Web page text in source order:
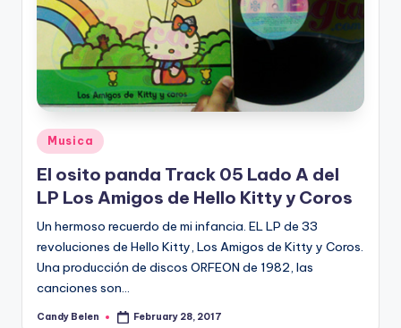
Posted
in
Musica
El osito panda Track 05 Lado A del
LP Los Amigos de Hello Kitty y Coros
Un hermoso recuerdo de mi infancia. EL LP de 33
revoluciones de Hello Kitty, Los Amigos de Kitty y Coros.
Una producción de discos ORFEON de 1982, las
canciones son…
Posted
Candy Belen February 28, 2017